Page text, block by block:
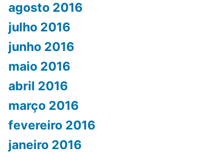
agosto 2016
julho 2016
junho 2016
maio 2016
abril 2016
março 2016
fevereiro 2016
janeiro 2016